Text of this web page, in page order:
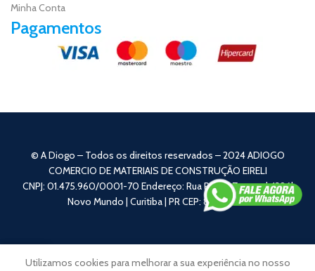
Minha Conta
Pagamentos
© A Diogo – Todos os direitos reservados – 2024 ADIOGO
COMERCIO DE MATERIAIS DE CONSTRUÇÃO EIRELI
CNPJ: 01.475.960/0001-70 Endereço: Rua Pedro Zagonel, 1396|
Novo Mundo | Curitiba | PR CEP: 81050-110
Utilizamos cookies para melhorar a sua experiência no nosso